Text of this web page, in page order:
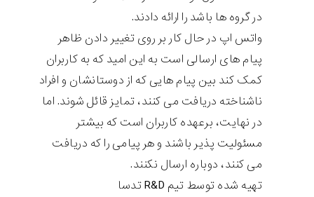
در گروه ها باشد را ارائه دادند.
واتس اپ در حال کار بر روی تغییر دادن ظاهر
پیام های ارسالی است به این امید که به کاربران
کمک کند بین پیام هایی که از دوستانشان و افراد
ناشناخته دریافت می کنند، تمایز قائل شوند. اما
در نهایت، برعهده کاربران است که بیشتر
مسئولیت پذیر باشند و هر پیامی را که دریافت
می کنند، دوباره ارسال نکنند.
تهیه شده توسط تیم R&D تدسا